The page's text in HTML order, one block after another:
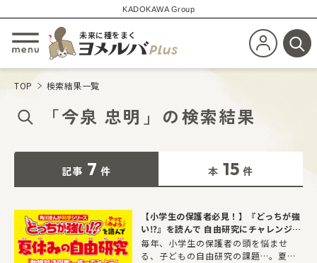
KADOKAWA Group
メニューを開閉する
未来に種をまく
新規会員登
検
TOP 検索結果一覧
「今泉 忠明 」 の検索結果
記事 7 件 本 15 件
【小学生の保護者必見！】『どっちが強
い⁉』を読んで 自由研究にチャレンジし
よう！
毎年、小学生の保護者の頭を悩ませ
る、子どもの自由研究の課題…。夏休